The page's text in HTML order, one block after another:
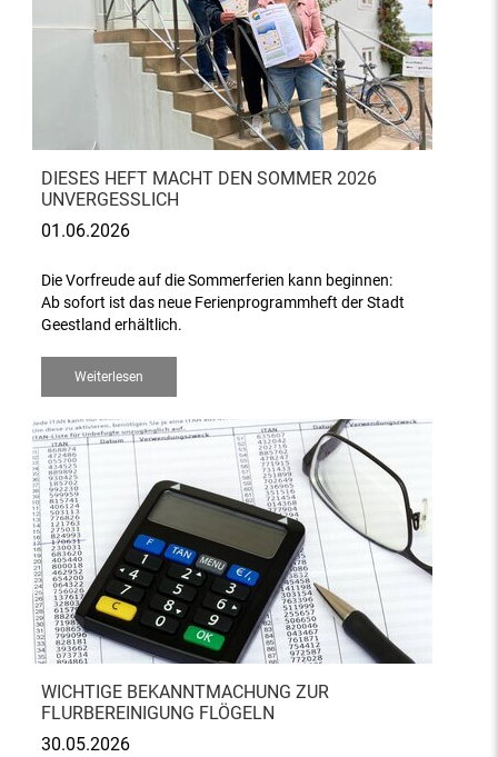
DIESES HEFT MACHT DEN SOMMER 2026
UNVERGESSLICH
01.06.2026
Die Vorfreude auf die Sommerferien kann beginnen:
Ab sofort ist das neue Ferienprogrammheft der Stadt
Geestland erhältlich.
Weiterlesen
WICHTIGE BEKANNTMACHUNG ZUR
FLURBEREINIGUNG FLÖGELN
30.05.2026